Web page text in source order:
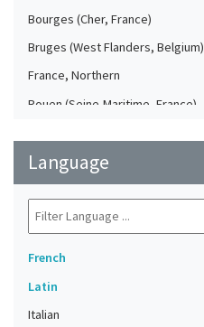
Bourges (Cher, France)
Bruges (West Flanders, Belgium)
France, Northern
Rouen (Seine-Maritime, France)
Abbey of Hérivaux (France)
Amiens (Somme, France)
Angers (Maine-et-Loire, France)
Language
French
Latin
Italian